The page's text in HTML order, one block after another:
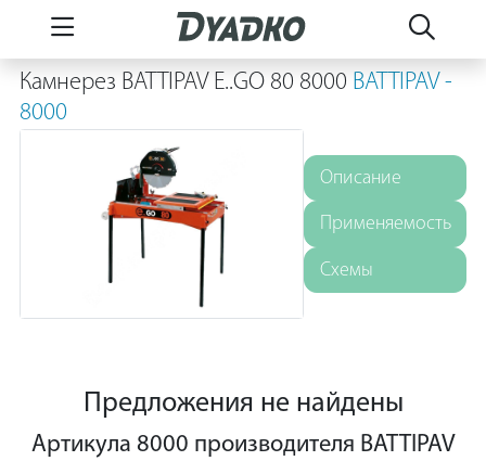
Камнерез BATTIPAV E..GO 80 8000 BATTIPAV -
8000
Описание
Применяемость
Схемы
Предложения не найдены
Артикула 8000 производителя BATTIPAV